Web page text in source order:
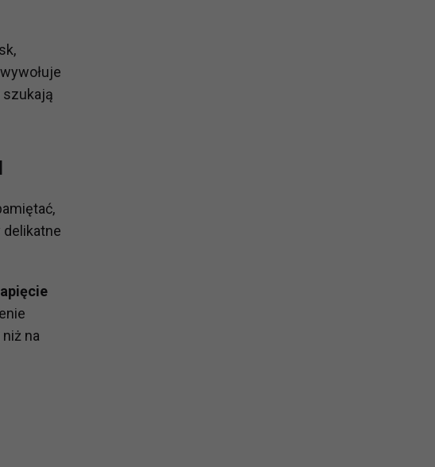
wywołuje
delikatne
na
je na nasze zlecenie,
do uzyskania danych na podstawie
z żądaniem w oparciu o stosowną podstawę
użytkowników zbierane są przez naszych
ograniczenia ich przetwarzania. Możesz
z innych praw wymienionych
przepisami, podstawie prawnej.
ich do Twoich zainteresowań,
do wykonania umów o ich świadczenie
z których korzystasz). Taką podstawą